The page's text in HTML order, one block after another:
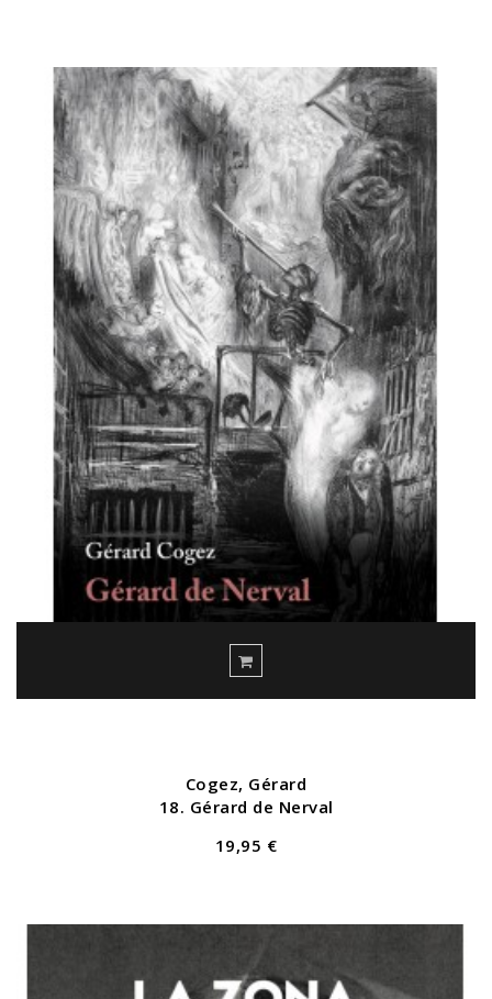
Cogez, Gérard
18. Gérard de Nerval
19,95 €